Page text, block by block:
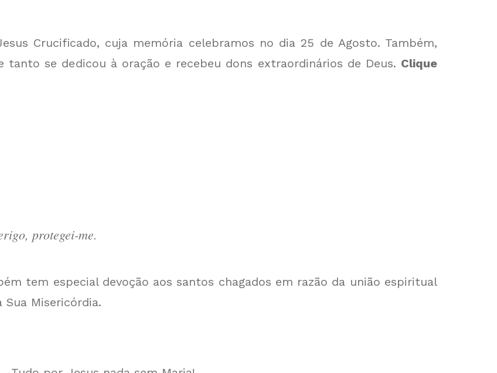
Crucificado, cuja memória celebramos no dia 25 de Agosto. Também,
tanto se dedicou à oração e recebeu dons extraordinários de Deus. Clique
protegei-me.
tem especial devoção aos santos chagados em razão da união espiritual
Misericórdia.